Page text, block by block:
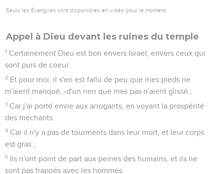
Seuls les Évangiles sont disponibles en vidéo pour le moment.
Appel à Dieu devant les ruines du temple
1 Certainement Dieu est bon envers Israël, envers ceux qui
sont purs de coeur.
2 Et pour moi, il s'en est fallu de peu que mes pieds ne
m'aient manqué, -d'un rien que mes pas n'aient glissé ;
3 Car j'ai porté envie aux arrogants, en voyant la prospérité
des méchants.
4 Car il n'y a pas de tourments dans leur mort, et leur corps
est gras ;
5 Ils n'ont point de part aux peines des humains, et ils ne
sont pas frappés avec les hommes.